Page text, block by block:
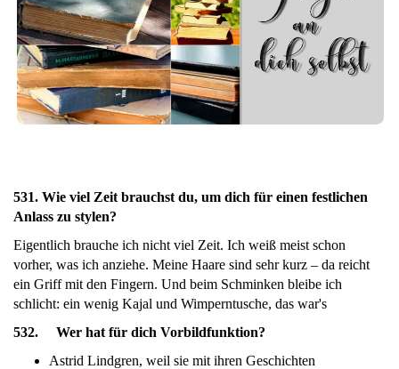
531. Wie viel Zeit brauchst du, um dich für einen festlichen
Anlass zu stylen?
Eigentlich brauche ich nicht viel Zeit. Ich weiß meist schon
vorher, was ich anziehe. Meine Haare sind sehr kurz – da reicht
ein Griff mit den Fingern. Und beim Schminken bleibe ich
schlicht: ein wenig Kajal und Wimperntusche, das war's
532. Wer hat für dich Vorbildfunktion?
Astrid Lindgren, weil sie mit ihren Geschichten